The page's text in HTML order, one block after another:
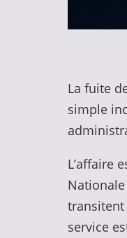
La fuite
simple
L’affaire
Nationale
transitent
service